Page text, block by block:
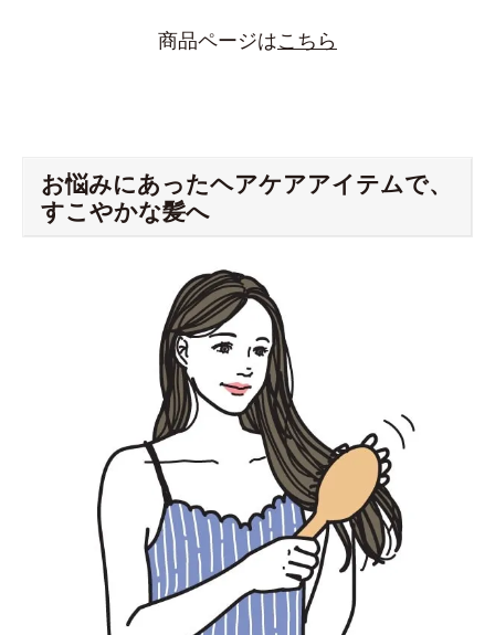
商品ページはこちら
お悩みにあったヘアケアアイテムで、
すこやかな髪へ